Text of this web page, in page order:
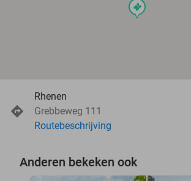
events
Rhenen
Grebbeweg 111
Routebeschrijving
Anderen bekeken ook